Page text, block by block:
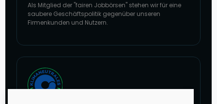
Als Mitglied der "fairen Jobbörsen" stehen wir für eine
saubere Geschäftspolitik gegenüber unseren
Firmenkunden und Nutzern.